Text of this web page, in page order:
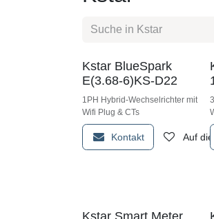
Kstar BlueSpark
E(3.68-6)KS-D22
1PH Hybrid-Wechselrichter mit
Wifi Plug & CTs
Kontakt Auf
Kstar Smart Meter